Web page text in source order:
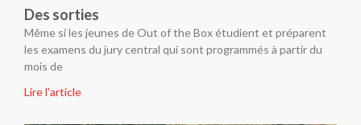
Des sorties
Même si les jeunes de Out of the Box étudient et préparent
les examens du jury central qui sont programmés à partir du
mois de
Lire l'article